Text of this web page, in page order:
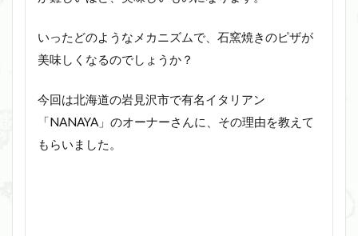
いったどのようなメカニズムで、石窯焼きのピザが
美味しくなるのでしょうか？
今回は北海道の岩見沢市で有名イタリアン
「NANAYA」のオーナーさんに、その理由を教えて
もらいました。